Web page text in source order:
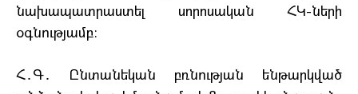
նախապատրաստել սորոսական ՀԿ-ների
օգնությամբ։
Հ․Գ․ Ընտանեկան բռնության ենթարկված